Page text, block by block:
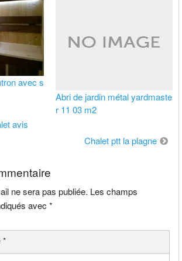
avec s
Abri de jardin métal yardmaste
r 11 03 m2
avis
Chalet ptt la plagne
ne sera pas publiée. Les champs
avec*
*